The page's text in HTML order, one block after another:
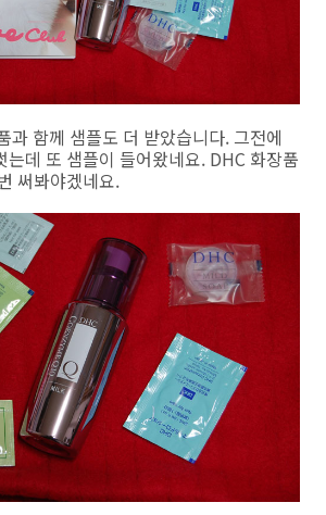
과 함께 샘플도 더 받았습니다. 그전에
는데 또 샘플이 들어왔네요. DHC 화장품
써봐야겠네요.